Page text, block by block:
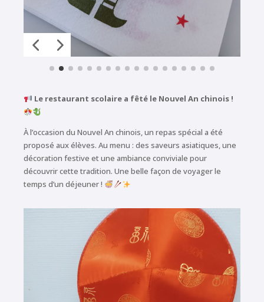
Le restaurant scolaire a fêté le Nouvel An chinois !
À l’occasion du Nouvel An chinois, un repas spécial a été
proposé aux élèves. Au menu : des saveurs asiatiques, une
décoration festive et une ambiance conviviale pour
découvrir cette tradition. Une belle façon de voyager le
temps d’un déjeuner !